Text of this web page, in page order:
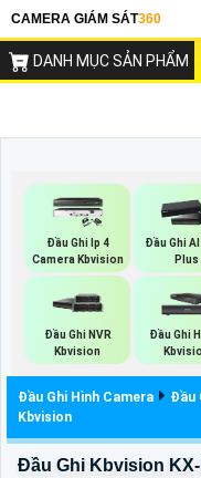
CAMERA GIÁM SÁT360
DANH MỤC SẢN PHẨM
Đầu Ghi Ip 4
Camera Kbvision
Đầu Ghi AI
Plus
Đầu Ghi NVR
Kbvision
Đầu Ghi
Đầu Ghi Hình Camera Đầu
Kbvision
Đầu Ghi Kbvision KX-